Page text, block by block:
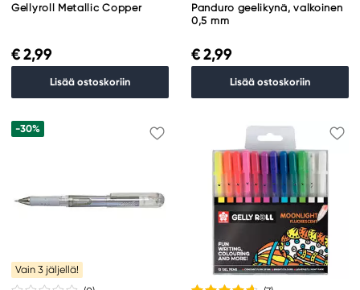
Gellyroll Metallic Copper
€ 2,99
Lisää ostoskoriin
Panduro geelikynä, valkoinen
0,5 mm
€ 2,99
Lisää ostoskoriin
-30%
Vain 3 jäljellä!